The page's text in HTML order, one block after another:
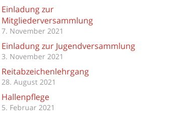
Einladung zur
Mitgliederversammlung
7. November 2021
Einladung zur Jugendversammlung
3. November 2021
Reitabzeichenlehrgang
28. August 2021
Hallenpflege
5. Februar 2021